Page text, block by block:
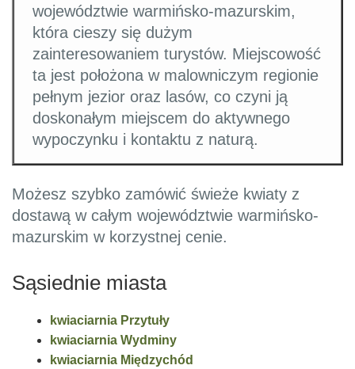
województwie warmińsko-mazurskim,
która cieszy się dużym
zainteresowaniem turystów. Miejscowość
ta jest położona w malowniczym regionie
pełnym jezior oraz lasów, co czyni ją
doskonałym miejscem do aktywnego
wypoczynku i kontaktu z naturą.
Możesz szybko zamówić świeże kwiaty z
dostawą w całym województwie warmińsko-
mazurskim w korzystnej cenie.
Sąsiednie miasta
kwiaciarnia Przytuły
kwiaciarnia Wydminy
kwiaciarnia Międzychód